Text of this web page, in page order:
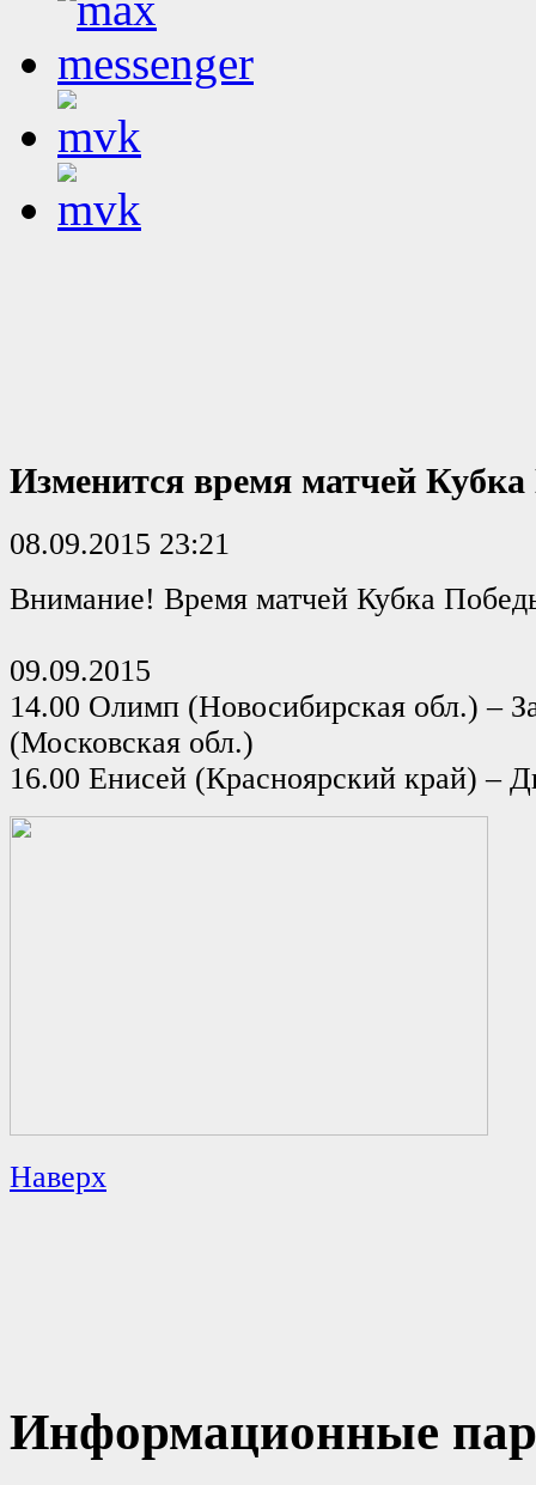
Изменится время матчей
08.09.2015 23:21
Внимание! Время матчей Кубка
09.09.2015
14.00 Олимп (Новосибирская обл.) –
(Московская обл.)
16.00 Енисей (Красноярский край) –
Наверх
Информационные